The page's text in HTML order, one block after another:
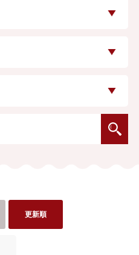
更新順